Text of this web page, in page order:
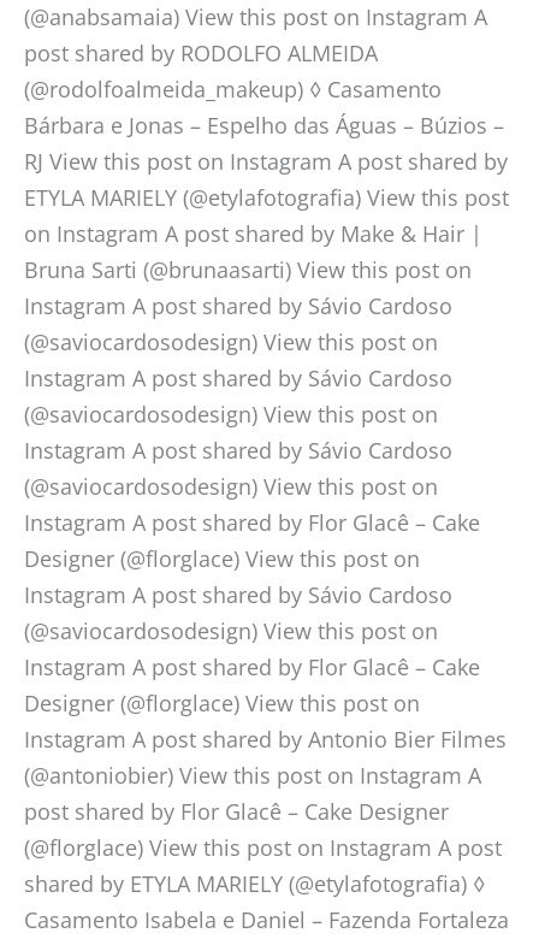
(@anabsamaia) View this post on Instagram A
post shared by RODOLFO ALMEIDA
(@rodolfoalmeida_makeup) ◊ Casamento
Bárbara e Jonas – Espelho das Águas – Búzios –
RJ View this post on Instagram A post shared by
ETYLA MARIELY (@etylafotografia) View this post
on Instagram A post shared by Make & Hair |
Bruna Sarti (@brunaasarti) View this post on
Instagram A post shared by Sávio Cardoso
(@saviocardosodesign) View this post on
Instagram A post shared by Sávio Cardoso
(@saviocardosodesign) View this post on
Instagram A post shared by Sávio Cardoso
(@saviocardosodesign) View this post on
Instagram A post shared by Flor Glacê – Cake
Designer (@florglace) View this post on
Instagram A post shared by Sávio Cardoso
(@saviocardosodesign) View this post on
Instagram A post shared by Flor Glacê – Cake
Designer (@florglace) View this post on
Instagram A post shared by Antonio Bier Filmes
(@antoniobier) View this post on Instagram A
post shared by Flor Glacê – Cake Designer
(@florglace) View this post on Instagram A post
shared by ETYLA MARIELY (@etylafotografia) ◊
Casamento Isabela e Daniel – Fazenda Fortaleza